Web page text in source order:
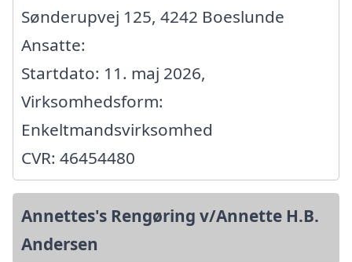
Sønderupvej 125, 4242 Boeslunde
Ansatte:
Startdato: 11. maj 2026,
Virksomhedsform:
Enkeltmandsvirksomhed
CVR: 46454480
Annettes's Rengøring v/Annette H.B.
Andersen